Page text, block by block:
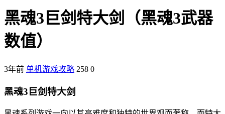
黑魂3巨剑特大剑（黑魂3武器
数值）
3年前 单机游戏攻略 258 0
黑魂3巨剑特大剑